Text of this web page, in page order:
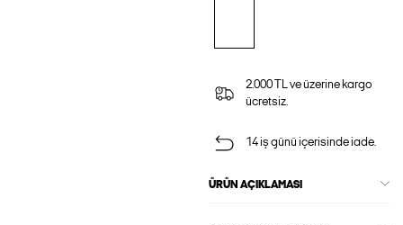
2.000 TL ve üzerine kargo
ücretsiz.
14 iş günü içerisinde iade.
ÜRÜN AÇIKLAMASI